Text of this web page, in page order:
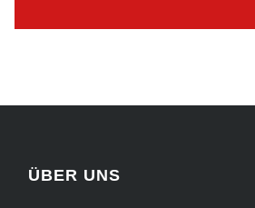
ÜBER UNS